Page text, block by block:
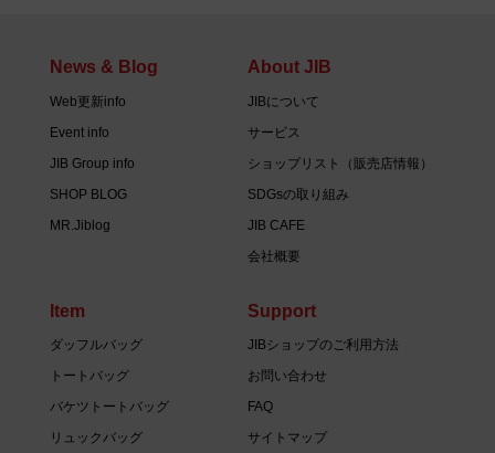
News & Blog
Web更新info
Event info
JIB Group info
SHOP BLOG
MR.Jiblog
About JIB
JIBについて
サービス
ショップリスト（販売店情報）
SDGsの取り組み
JIB CAFE
会社概要
Item
ダッフルバッグ
トートバッグ
バケツトートバッグ
リュックバッグ
Support
JIBショップのご利用方法
お問い合わせ
FAQ
サイトマップ